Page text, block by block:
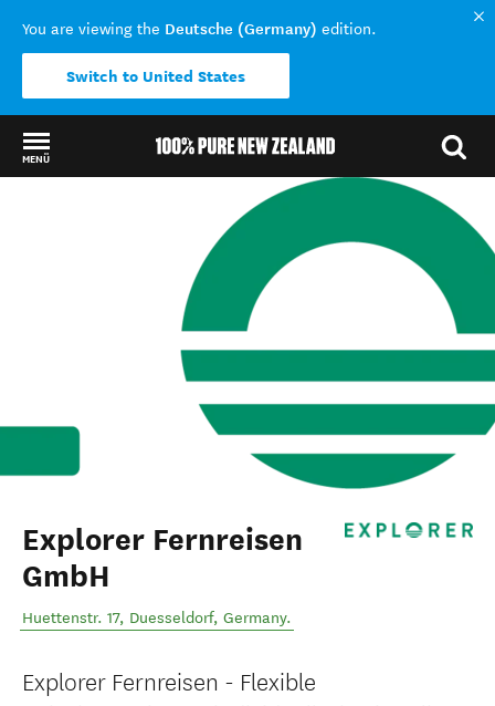
You are viewing the Deutsche (Germany) edition.
Switch to United States
MENÜ
Explorer Fernreisen
GmbH
Huettenstr. 17, Duesseldorf, Germany.
Explorer Fernreisen - Flexible